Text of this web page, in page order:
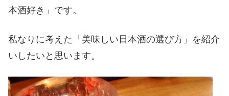
本酒好き」です。
私なりに考えた「美味しい日本酒の選び方」を紹介
いしたいと思います。